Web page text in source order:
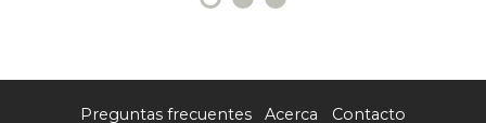
Preguntas frecuentes Acerca Contacto